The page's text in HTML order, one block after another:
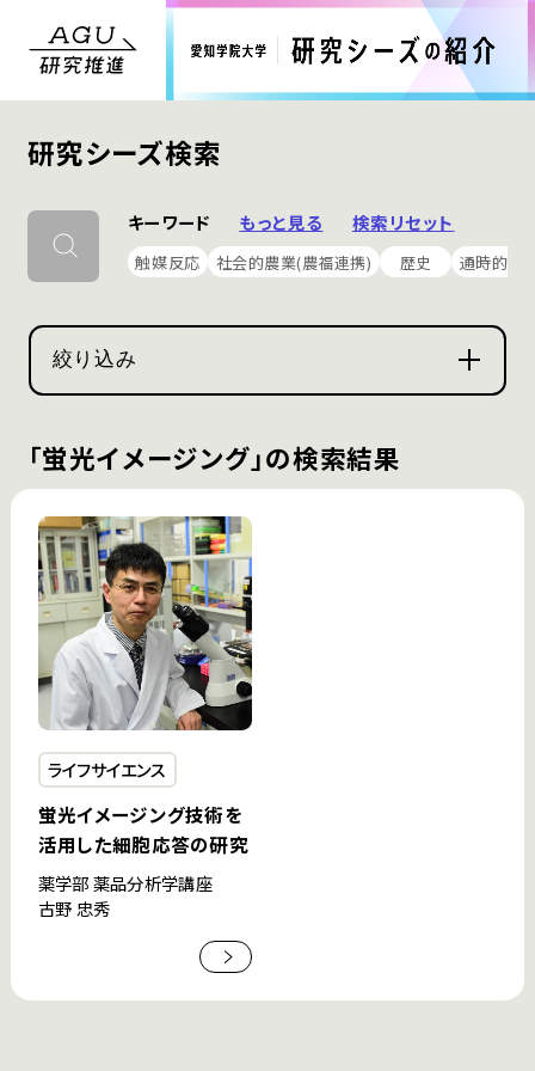
研究シーズ検索
キーワード もっと見る 検索リセット
触媒反応 社会的農業(農福連携) 歴史 通時的構
絞り込み
「蛍光イメージング」の検索結果
ライフサイエンス
蛍光イメージング技術を
活用した細胞応答の研究
薬学部 薬品分析学講座
古野 忠秀